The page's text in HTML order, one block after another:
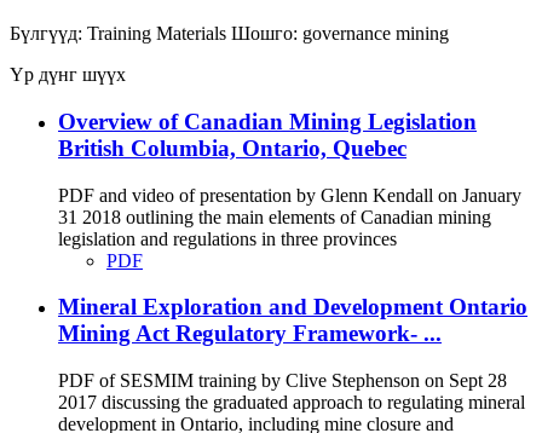
Бүлгүүд: Training Materials Шошго: governance mining
Үр дүнг шүүх
Overview of Canadian Mining Legislation
British Columbia, Ontario, Quebec
PDF and video of presentation by Glenn Kendall on January
31 2018 outlining the main elements of Canadian mining
legislation and regulations in three provinces
PDF
Mineral Exploration and Development Ontario
Mining Act Regulatory Framework- ...
PDF of SESMIM training by Clive Stephenson on Sept 28
2017 discussing the graduated approach to regulating mineral
development in Ontario, including mine closure and